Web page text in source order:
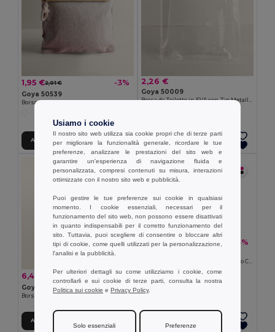
1,95 €2,01 € -3%
Goya 50539
Borsa da Toilette Cotone e Iuta TAHITI
Aggiungi al carrello
2,26 €
Goya 50009
Aggiungi al carrello
6,44 € -21%
Goya 39031
Aggiungi al carrello
MIN QTY: 5
6,75 € 10,46 € -35%
Borsa da Toilette in Poliestere Effetto Cotone POLY
Usiamo i cookie
Il nostro sito web utilizza sia cookie propri che di terze parti
per migliorare la funzionalità generale, ricordare le tue
preferenze, analizzare le prestazioni del sito web e
garantire un'esperienza di navigazione fluida e
personalizzata, compresi contenuti su misura, interazioni
ottimizzate con il nostro sito web e pubblicità.
Puoi gestire le tue preferenze sui cookie in qualsiasi
momento. I cookie essenziali, necessari per il
funzionamento del sito web, non possono essere disattivati
in quanto indispensabili per il corretto funzionamento del
sito. Tuttavia, puoi scegliere di consentire o bloccare altri
tipi di cookie, come quelli utilizzati per la personalizzazione,
l'analisi e la pubblicità.
Per ulteriori dettagli su come utilizziamo i cookie, come
controllarli e sui cookie di terze parti, consulta la nostra
Politica sui cookie e Privacy Policy.
Solo essenziali Preferenze